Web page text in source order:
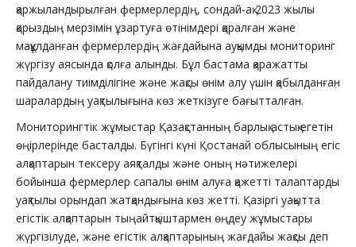
қаржыландырылған фермерлердің, сондай-ақ 2023 жылы
қарыздың мерзімін ұзартуға өтінімдері қаралған және
мақұлданған фермерлердің жағдайына ауқымды мониторинг
жүргізу аясында қолға алынды. Бұл бастама қаражатты
пайдалану тиімділігіне және жақсы өнім алу үшін қабылданған
шаралардың уақтылығына көз жеткізуге бағытталған.
Мониторингтік жұмыстар Қазақстанның барлық астық егетін
өңірлерінде басталды. Бүгінгі күні Қостанай облысының егіс
алқаптарын тексеру аяқталды және оның нәтижелері
бойынша фермерлер сапалы өнім алуға қажетті талаптарды
уақтылы орындап жатқандығына көз жетті. Қазіргі уақытта
егістік алқаптарын тыңайтқыштармен өңдеу жұмыстары
жүргізілуде, және егістік алқаптарының жағдайы жақсы деп